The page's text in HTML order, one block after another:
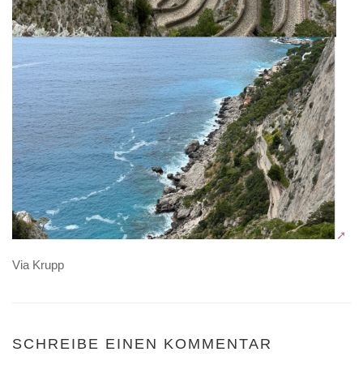
Via Krupp
SCHREIBE EINEN KOMMENTAR